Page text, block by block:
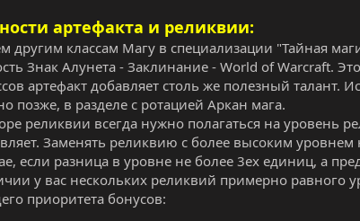
артефакта и реликвии:
другим классам Магу в специализации "Тайная
Знак Алунета - Заклинание - World of Warcraft.
артефакт добавляет столь же полезный талант.
позже, в разделе с ротацией Аркан мага.
реликвии всегда нужно полагаться на уровень
Заменять реликвию с более высоким
если разница в уровне не более 3ех единиц, а
у вас нескольких реликвий примерно равного
приоритета бонусов: